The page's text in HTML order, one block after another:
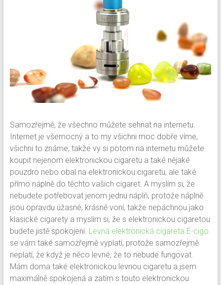
Samozřejmě, že všechno můžete sehnat na internetu.
Internet je všemocný a to my všichni moc dobře víme,
všichni to známe, takže vy si potom na internetu můžete
koupit nejenom elektronickou cigaretu a také nějaké
pouzdro nebo obal na elektronickou cigaretu, ale také
přímo náplně do těchto vašich cigaret. A myslím si, že
nebudete potřebovat jenom jednu náplň, protože náplně
jsou opravdu úžasné, krásně voní, takže nepáchnou jako
klasické cigarety a myslím si, že s elektronickou cigaretou
budete jistě spokojeni. Levná elektronická cigareta E-cigo
se vám také samozřejmě vyplatí, protože samozřejmě
neplatí, že když je něco levné, že to nebude fungovat.
Mám doma také elektronickou levnou cigaretu a jsem
maximálně spokojená a zatím s touto elektronickou